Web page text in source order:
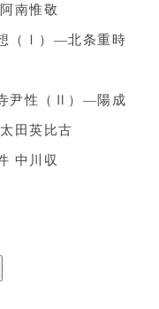
南惟敬
（Ⅰ）―北条重時
尹性（Ⅱ）―陽成
田英比古
中川収